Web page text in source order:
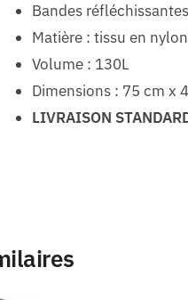
Bandes
Matière : tissu en
Volume : 130L
Dimensions : 75 cm x
LIVRAISON